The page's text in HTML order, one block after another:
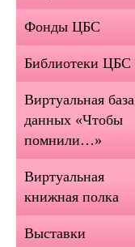
Фонды ЦБС
Библиотеки ЦБС
Виртуальная база
данных «Чтобы
помнили…»
Виртуальная
книжная полка
Выставки